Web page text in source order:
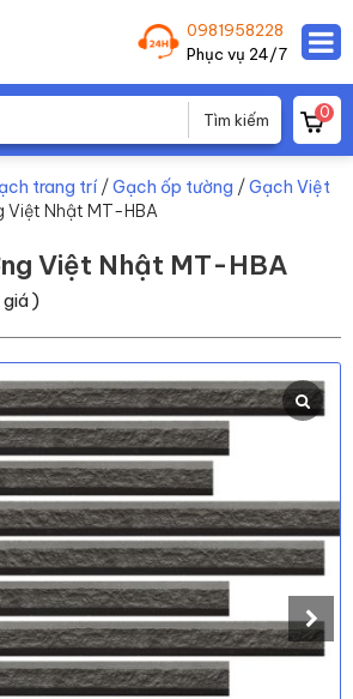
0981958228
Phục vụ 24/7
0
trang trí/Gạch ốp tường /Gạch Việt
Việt Nhật MT-HBA
Việt Nhật MT-HBA
)